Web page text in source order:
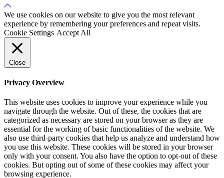
Back
to
Top
We use cookies on our website to give you the most relevant
experience by remembering your preferences and repeat visits.
Cookie Settings Accept All
Close
Privacy Overview
This website uses cookies to improve your experience while you
navigate through the website. Out of these, the cookies that are
categorized as necessary are stored on your browser as they are
essential for the working of basic functionalities of the website. We
also use third-party cookies that help us analyze and understand how
you use this website. These cookies will be stored in your browser
only with your consent. You also have the option to opt-out of these
cookies. But opting out of some of these cookies may affect your
browsing experience.